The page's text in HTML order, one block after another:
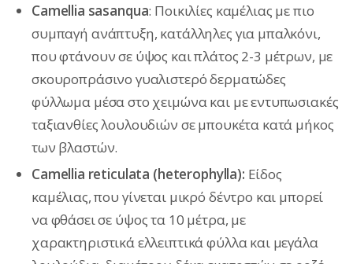
Camellia sasanqua: Ποικιλίες καμέλιας με πιο
συμπαγή ανάπτυξη, κατάλληλες για μπαλκόνι,
που φτάνουν σε ύψος και πλάτος 2-3 μέτρων, με
σκουροπράσινο γυαλιστερό δερματώδες
φύλλωμα μέσα στο χειμώνα και με εντυπωσιακές
ταξιανθίες λουλουδιών σε μπουκέτα κατά μήκος
των βλαστών.
Camellia reticulata (heterophylla): Είδος
καμέλιας, που γίνεται μικρό δέντρο και μπορεί
να φθάσει σε ύψος τα 10 μέτρα, με
χαρακτηριστικά ελλειπτικά φύλλα και μεγάλα